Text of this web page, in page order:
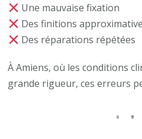
Une mauvaise fixation
Des finitions
Des réparations répétées
À Amiens, où les conditions
grande rigueur, ces erreurs